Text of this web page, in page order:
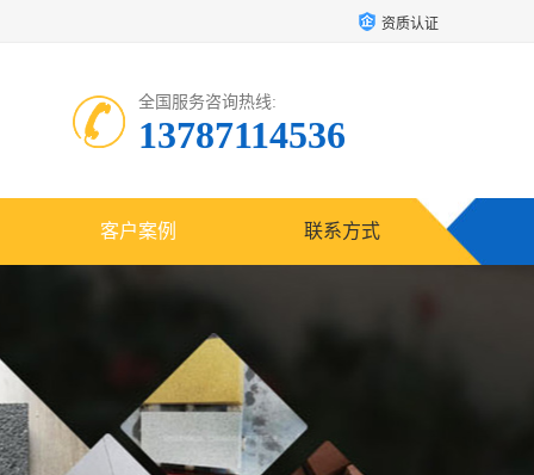
资质认证
全国服务咨询热线:
13787114536
客户案例 联系方式